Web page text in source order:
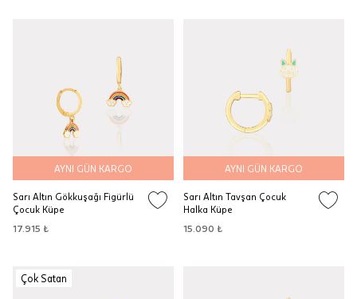
AYNI GÜN KARGO
Sarı Altın Gökkuşağı Figürlü
Çocuk Küpe
17.915 ₺
AYNI GÜN KARGO
Sarı Altın Tavşan Çocuk
Halka Küpe
15.090 ₺
Çok Satan